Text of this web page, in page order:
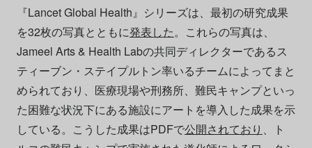
『Lancet Global Health』シリーズは、最初の研究成果
を32枚の写真とともに発表した。これらの写真は、
Jameel Arts & Health Labの共同ディレクターであるス
ティーブン・ステイプルトン率いるチームによってまと
められており、医療現場や刑務所、難民キャンプといっ
た困難な状況下にある施設にアートを導入した成果を示
している。こうした成果はPDFで公開されており
、ト